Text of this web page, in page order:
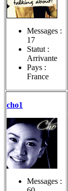
Messages :
17
Statut :
Arrivante
Pays :
France
cho1
Messages :